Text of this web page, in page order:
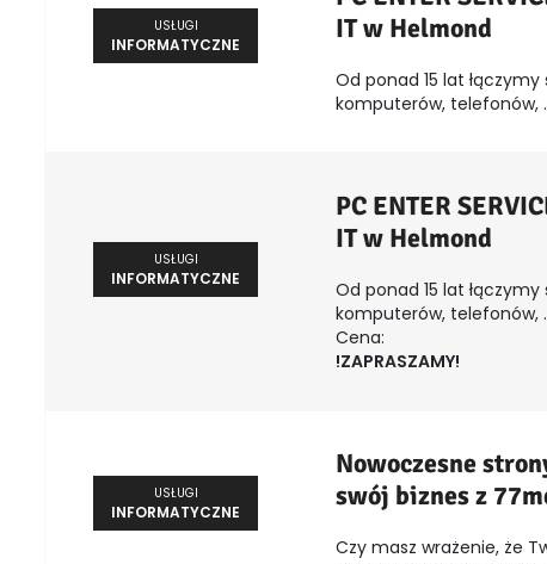
USŁUGI
INFORMATYCZNE
IT w Helmond
Od ponad 15 lat łączymy
komputerów, telefonów,
USŁUGI
INFORMATYCZNE
PC ENTER
IT w Helmond
Od ponad 15 lat łączymy
komputerów, telefonów,
Cena:
!ZAPRASZAMY!
USŁUGI
INFORMATYCZNE
Nowoczesne
swój biznes z
Czy masz wrażenie, że